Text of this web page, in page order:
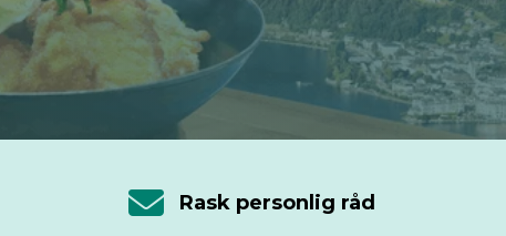
Rask personlig råd